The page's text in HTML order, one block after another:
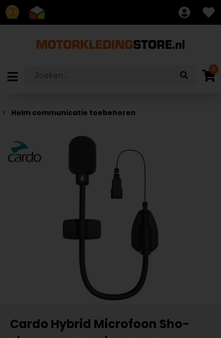
8.7
0
Helm communicatie toebehoren
Cardo Hybrid Microfoon Sho-